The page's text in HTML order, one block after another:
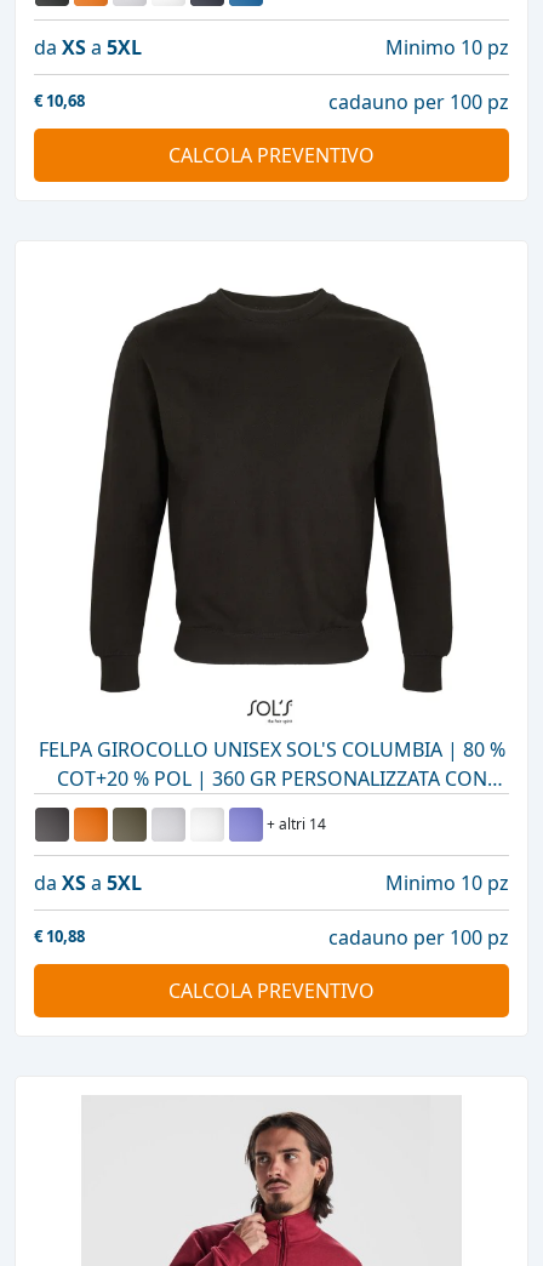
da XSa 5XL Minimo 10 pz
€ 10,68
cadauno per 100 pz
CALCOLA PREVENTIVO
FELPA GIROCOLLO UNISEX SOL'S COLUMBIA | 80 %
COT+20 % POL | 360 GR PERSONALIZZATA CON
STAMPA O RICAMO
+ altri 14
da XSa 5XL Minimo 10 pz
€ 10,88
cadauno per 100 pz
CALCOLA PREVENTIVO